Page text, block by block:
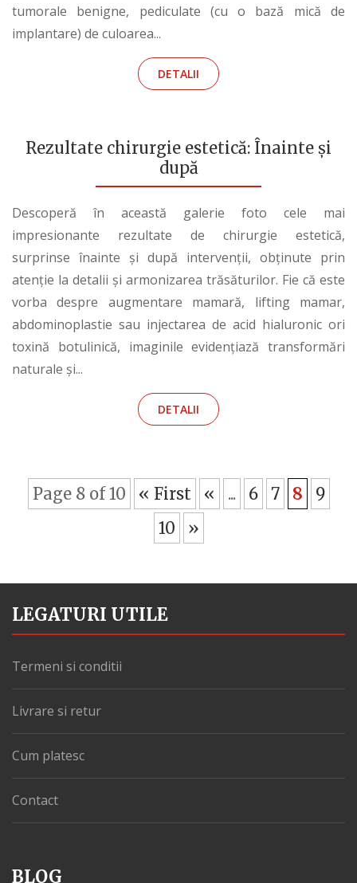
tumorale benigne, pediculate (cu o bază mică de
implantare) de culoarea...
DETALII
Rezultate chirurgie estetică: Înainte și
după
Descoperă în această galerie foto cele mai
impresionante rezultate de chirurgie estetică,
surprinse înainte și după intervenții, obținute prin
atenție la detalii și armonizarea trăsăturilor. Fie că este
vorba despre augmentare mamară, lifting mamar,
abdominoplastie sau injectarea de acid hialuronic ori
toxină botulinică, imaginile evidențiază transformări
naturale și...
DETALII
Page 8 of 10 « First « ... 6 7 8
9
10
»
LEGATURI UTILE
Termeni si conditii
Livrare si retur
Cum platesc
Contact
BLOG